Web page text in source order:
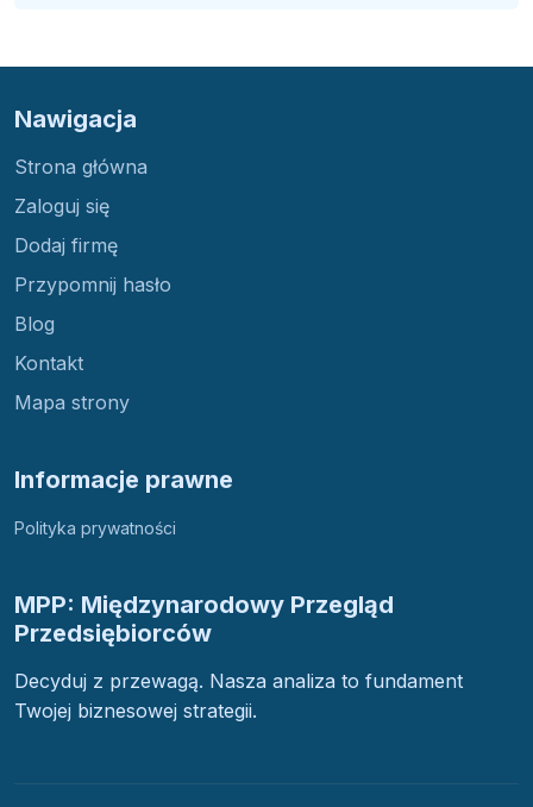
Nawigacja
Strona główna
Zaloguj się
Dodaj firmę
Przypomnij hasło
Blog
Kontakt
Mapa strony
Informacje prawne
Polityka prywatności
MPP: Międzynarodowy Przegląd
Przedsiębiorców
Decyduj z przewagą. Nasza analiza to fundament
Twojej biznesowej strategii.